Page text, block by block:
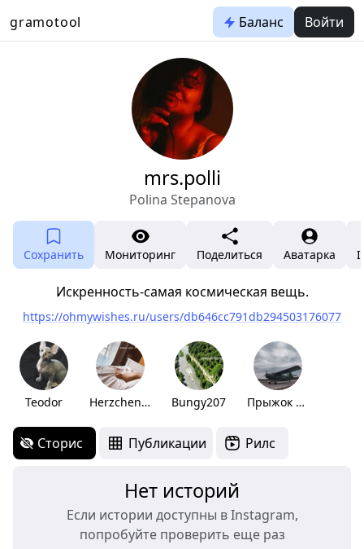
gramotool Баланс Войти
mrs.polli
Polina Stepanova
Сохранить Мониторинг Поделиться Аватарка
Искренность-самая космическая вещь.
https://ohmywishes.ru/users/db646cc791db294503176077
Teodor Herzchen🖤 Bungy207 Прыжок 🪂
Сторис Публикации Рилс
Нет историй
Если истории доступны в Instagram,
попробуйте проверить еще раз